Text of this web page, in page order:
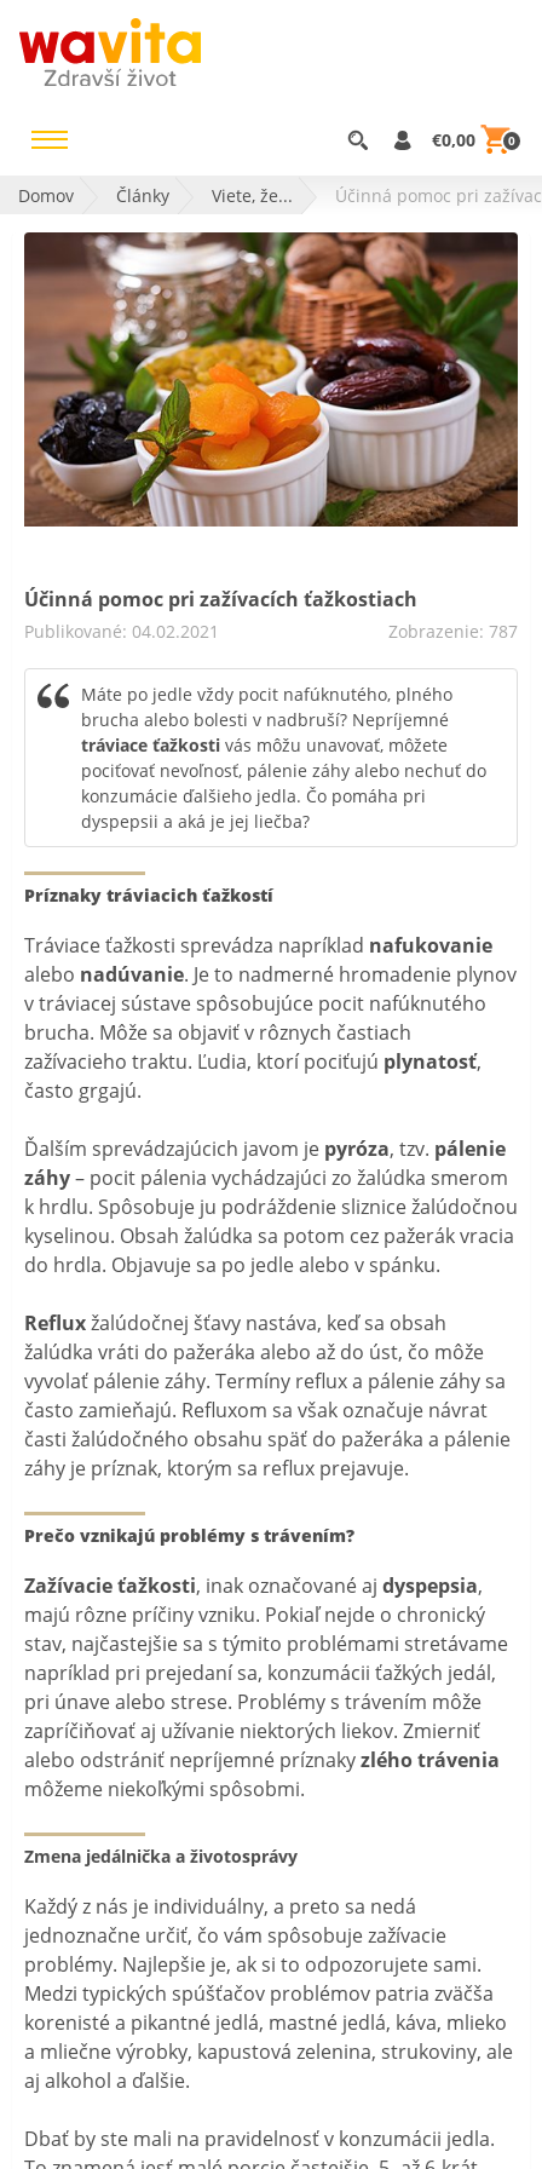
€0,00 0
Domov Články Viete, že... Účinná pomoc pri
Účinná pomoc pri zažívacích ťažkostiach
Publikované: 04.02.2021 Zobrazenie: 787
Máte po jedle vždy pocit nafúknutého, plného
brucha alebo bolesti v nadbruší? Nepríjemné
tráviace ťažkosti vás môžu unavovať, môžete
pociťovať nevoľnosť, pálenie záhy alebo nechuť do
konzumácie ďalšieho jedla. Čo pomáha pri
dyspepsii a aká je jej liečba?
Príznaky tráviacich ťažkostí
Tráviace ťažkosti sprevádza napríklad nafukovanie
alebo nadúvanie. Je to nadmerné hromadenie plynov
v tráviacej sústave spôsobujúce pocit nafúknutého
brucha. Môže sa objaviť v rôznych častiach
zažívacieho traktu. Ľudia, ktorí pociťujú plynatosť,
často grgajú.
Ďalším sprevádzajúcich javom je pyróza, tzv. pálenie
záhy– pocit pálenia vychádzajúci zo žalúdka smerom
k hrdlu. Spôsobuje ju podráždenie sliznice žalúdočnou
kyselinou. Obsah žalúdka sa potom cez pažerák vracia
do hrdla. Objavuje sa po jedle alebo v spánku.
Refluxžalúdočnej šťavy nastáva, keď sa obsah
žalúdka vráti do pažeráka alebo až do úst, čo môže
vyvolať pálenie záhy. Termíny reflux a pálenie záhy sa
často zamieňajú. Refluxom sa však označuje návrat
časti žalúdočného obsahu späť do pažeráka a pálenie
záhy je príznak, ktorým sa reflux prejavuje.
Prečo vznikajú problémy s trávením?
Zažívacie ťažkosti, inak označované aj dyspepsia,
majú rôzne príčiny vzniku. Pokiaľ nejde o chronický
stav, najčastejšie sa s týmito problémami stretávame
napríklad pri prejedaní sa, konzumácii ťažkých jedál,
pri únave alebo strese. Problémy s trávením môže
zapríčiňovať aj užívanie niektorých liekov. Zmierniť
alebo odstrániť nepríjemné príznakyzlého trávenia
môžeme niekoľkými spôsobmi.
Zmena jedálnička a životosprávy
Každý z nás je individuálny, a preto sa nedá
jednoznačne určiť, čo vám spôsobuje zažívacie
problémy. Najlepšie je, ak si to odpozorujete sami.
Medzi typických spúšťačov problémov patria zväčša
korenisté a pikantné jedlá, mastné jedlá, káva, mlieko
a mliečne výrobky, kapustová zelenina, strukoviny, ale
aj alkohol a ďalšie.
Dbať by ste mali na pravidelnosť v konzumácii jedla.